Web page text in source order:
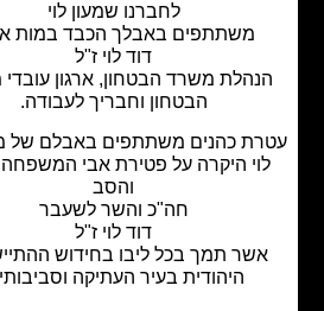
לחברנו שמעון לוי
משתתפים באבלך הכבד במות אביך
דוד לוי ז"ל
משרד הבטחון, ארגון עובדי משרד
הבטחון וחבריך לעבודה.
כהנים משתתפים באבלם של משפחת
היקרה על פטירת אבי המשפחה, האב
חה"כ והשר לשעבר
דוד לוי ז"ל
תמך בכל ליבו בחידוש ההתיישבות
היהודית בעיר העתיקה וסביבותיה.